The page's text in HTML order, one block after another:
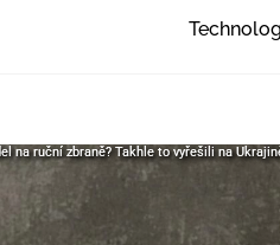
na ruční zbraně? Takhle to vyřešili na
na ruční zbraně? Takhle to vyřešili na